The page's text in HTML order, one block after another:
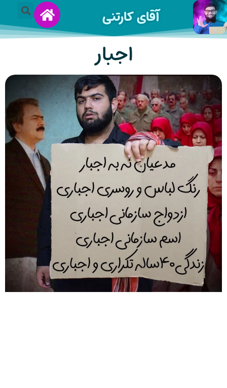
آقای کارتنی
اجبار